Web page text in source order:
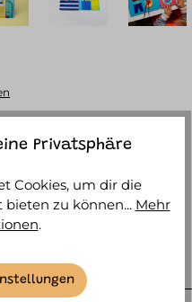
3 Tage
IN DEN WARENKORB
Privatsphäre
Cookies, um dir die
zu können... Mehr
.